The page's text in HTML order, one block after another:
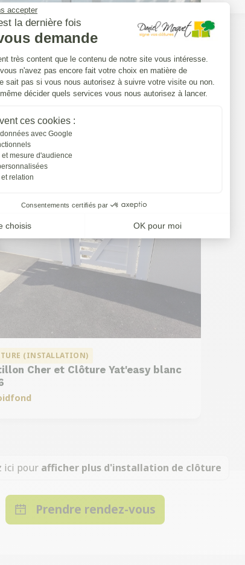
accepter
la dernière fois
demande
de Gestion du Consentement
très content que le contenu de notre site vous intéresse.
n'avez pas encore fait votre choix en matière de
sait pas si vous nous autorisez à suivre votre visite ou non.
décider quels services vous nous autorisez à lancer.
ces cookies :
avec Google
mesure d'audience
relation
Consentements certifiés par
choisis OK pour moi
Axeptio consent
(INSTALLATION)
d'une Clôture Yat'Easy avec un
priest
(INSTALLATION)
Cher et Clôture Yat'easy blanc
ici pour afficher plus d'installation de clôture
Prendre rendez-vous